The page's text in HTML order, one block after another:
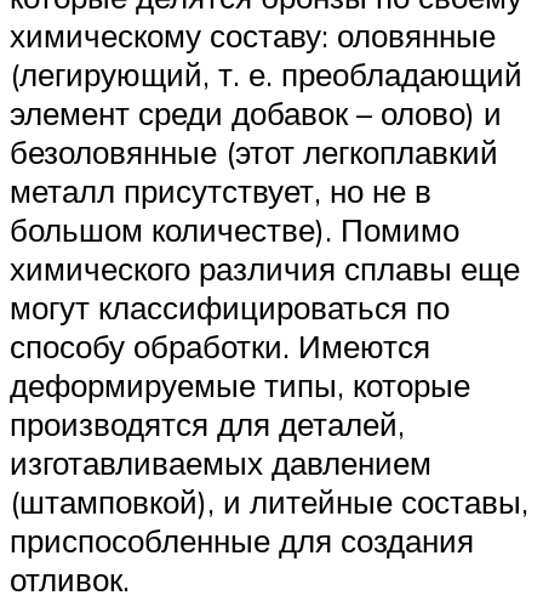
химическому составу: оловянные
(легирующий, т. е. преобладающий
элемент среди добавок – олово) и
безоловянные (этот легкоплавкий
металл присутствует, но не в
большом количестве). Помимо
химического различия сплавы еще
могут классифицироваться по
способу обработки. Имеются
деформируемые типы, которые
производятся для деталей,
изготавливаемых давлением
(штамповкой), и литейные составы,
приспособленные для создания
отливок.